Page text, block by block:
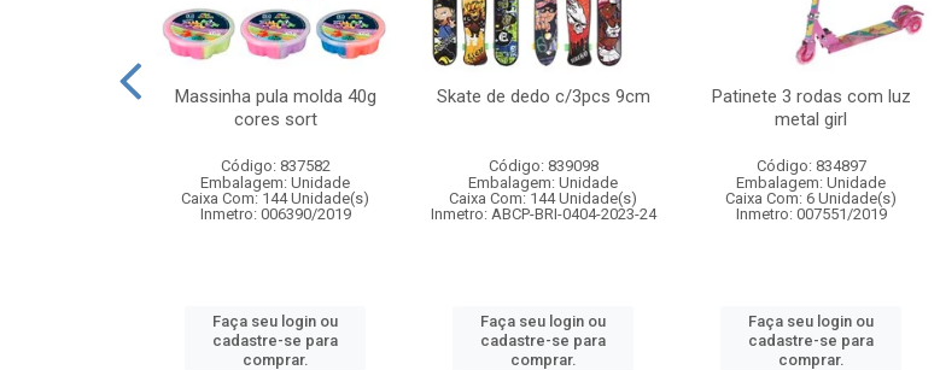
Massinha pula molda 40g
cores sort
Código: 837582
Embalagem: Unidade
Caixa Com: 144 Unidade(s)
Inmetro: 006390/2019
Faça seu login ou
cadastre-se para
comprar.
Skate de dedo c/3pcs 9cm
Código: 839098
Embalagem: Unidade
Caixa Com: 144 Unidade(s)
Inmetro: ABCP-BRI-0404-2023-24
Faça seu login ou
cadastre-se para
comprar.
Patinete 3 rodas com luz
metal girl
Código: 834897
Embalagem: Unidade
Caixa Com: 6 Unidade(s)
Inmetro: 007551/2019
Faça seu login ou
cadastre-se para
comprar.